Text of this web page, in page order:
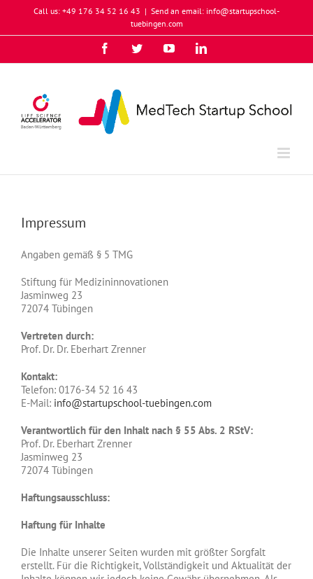
content
Call us: +49 176 34 52 16 43 | Send an email: info@startupschool-
tuebingen.com
FacebookTwitterYouTube
InstagramLinkedIn
Impressum
Angaben gemäß § 5 TMG
Stiftung für Medizininnovationen
Jasminweg 23
72074 Tübingen
Vertreten durch:
Prof. Dr. Dr. Eberhart Zrenner
Kontakt:
Telefon: 0176-34 52 16 43
E-Mail: info@startupschool-tuebingen.com
Verantwortlich für den Inhalt nach § 55 Abs. 2 RStV:
Prof. Dr. Eberhart Zrenner
Jasminweg 23
72074 Tübingen
Haftungsausschluss:
Haftung für Inhalte
Die Inhalte unserer Seiten wurden mit größter Sorgfalt
erstellt. Für die Richtigkeit, Vollständigkeit und Aktualität der